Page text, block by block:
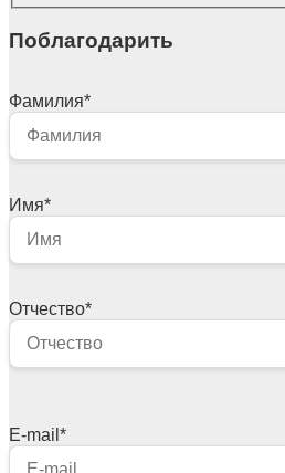
Поблагодарить
Фамилия*
Имя*
Отчество*
E-mail *